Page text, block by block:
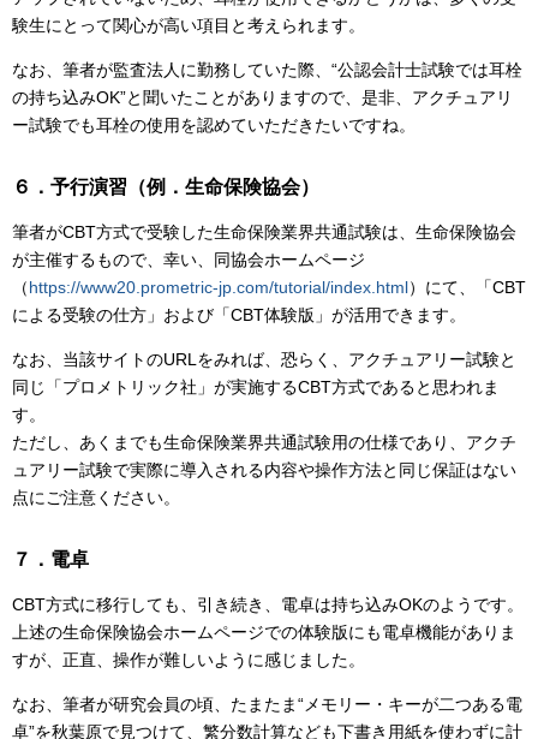
験生にとって関心が高い項目と考えられます。
なお、筆者が監査法人に勤務していた際、“公認会計士試験では耳栓
の持ち込みOK”と聞いたことがありますので、是非、アクチュアリ
ー試験でも耳栓の使用を認めていただきたいですね。
６．予行演習（例．生命保険協会）
筆者がCBT方式で受験した生命保険業界共通試験は、生命保険協会
が主催するもので、幸い、同協会ホームページ
（https://www20.prometric-jp.com/tutorial/index.html）にて、「CBT
による受験の仕方」および「CBT体験版」が活用できます。
なお、当該サイトのURLをみれば、恐らく、アクチュアリー試験と
同じ「プロメトリック社」が実施するCBT方式であると思われま
す。
ただし、あくまでも生命保険業界共通試験用の仕様であり、アクチ
ュアリー試験で実際に導入される内容や操作方法と同じ保証はない
点にご注意ください。
７．電卓
CBT方式に移行しても、引き続き、電卓は持ち込みOKのようです。
上述の生命保険協会ホームページでの体験版にも電卓機能がありま
すが、正直、操作が難しいように感じました。
なお、筆者が研究会員の頃、たまたま“メモリー・キーが二つある電
卓”を秋葉原で見つけて、繁分数計算なども下書き用紙を使わずに計